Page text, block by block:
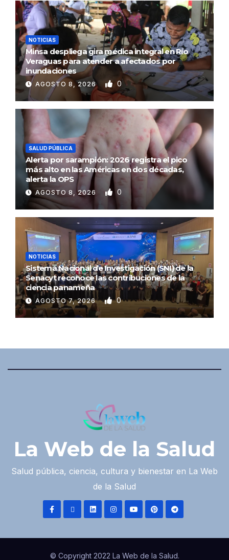
NOTICIAS
Minsa despliega gira médica integral en Río
Veraguas para atender a afectados por
inundaciones
AGOSTO 8, 2026 0
SALUD PÚBLICA
Alerta por sarampión: 2026 registra el pico
más alto en las Américas en dos décadas,
alerta la OPS
AGOSTO 8, 2026 0
NOTICIAS
Sistema Nacional de Investigación (SNI) de la
Senacyt reconoce las contribuciones de la
ciencia panameña
AGOSTO 7, 2026 0
La Web de la Salud
Salud pública, ciencia, cultura y bienestar en La Web
de la Salud
© Copyright 2022 La Web de la Salud.